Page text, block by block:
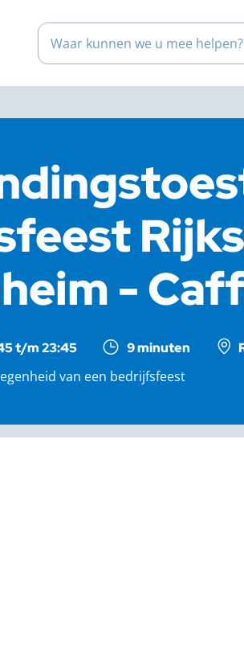
Waar kunnen we u mee
-
t/m 23:45 9 minuten
van een bedrijfsfeest